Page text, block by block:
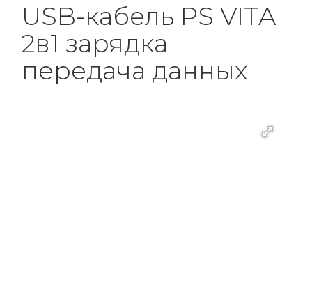
USB-кабель PS VITA
2в1 зарядка
передача данных